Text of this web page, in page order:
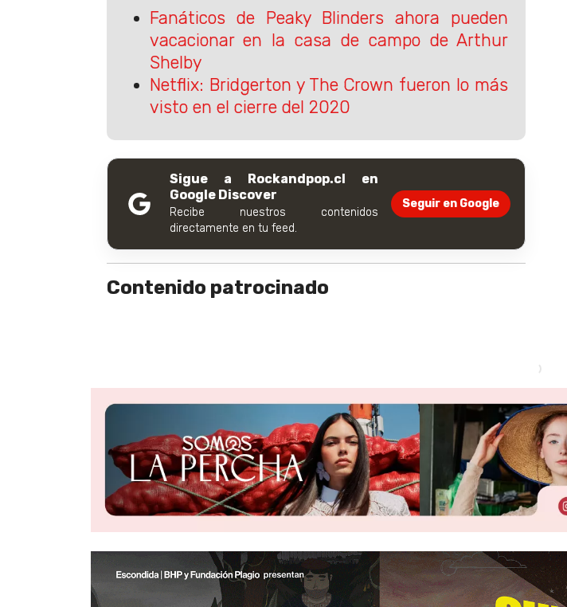
Fanáticos de Peaky Blinders ahora pueden
vacacionar en la casa de campo de Arthur
Shelby
Netflix: Bridgerton y The Crown fueron lo más
visto en el cierre del 2020
Sigue a Rockandpop.cl en
Google Discover
Recibe nuestros contenidos
directamente en tu feed.
Seguir en Google
Contenido patrocinado